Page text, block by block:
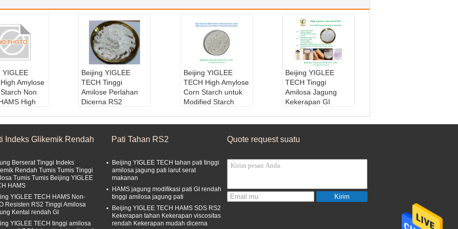
YIGLEE
Amylose
Non
High
Tinggi
Penyimpa
Suhu normal
Penyimpa
Pengeringan,
dan sejuk
Beijing YIGLEE
TECH Tinggi
Amilose Perlahan
Dicerna RS2
Tinggi
g Amilosa Tinggi
Jenis:
Pati Tahan
Masa Pelayaran:
Kondisi Penyimpa
nan1:
Suhu normal
Beijing YIGLEE
TECH High Amylose
Corn Starch untuk
Modified Starch
Suhu normal
4 Bulan
Kondisi Penyimpa
Teduh dan sejuk
Beijing YIGLEE
TECH Tinggi
Amilosa Jagung
Kekerapan GI
Amilosa Jagung
Bahan baku:Jagun
Masa Pelayaran:2
Indeks Glikemik Rendah
Berserat Tinggi Indeks
Rendah Tumis Tumis Tinggi
Tumis Tumis Beijing YIGLEE
HAMS
YIGLEE TECH HAMS Non-
Resisten RS2 Tinggi Amilosa
Kental rendah GI
YIGLEE TECH tinggi amilosa
Pati Tahan RS2
Beijing YIGLEE TECH tahan pati tinggi
amilosa jagung pati larut serat
makanan
HAMS jagung modifikasi pati GI rendah
tinggi amilosa jagung pati
Beijing YIGLEE TECH HAMS SDS RS2
Kekerapan tahan Kekerapan viscositas
rendah Kekerapan mudah dicerna
Quote request suatu
Kirim